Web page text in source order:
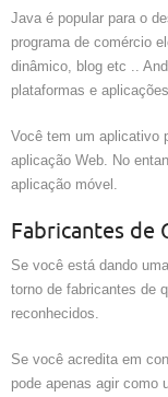
Java é popular para o
programa de comércio
dinâmico, blog etc ..
plataformas e aplicações.
Você tem um aplicativo
aplicação Web. No
aplicação móvel.
Fabricantes de
Se você está dando
torno de fabricantes de
reconhecidos.
Se você acredita em
pode apenas agir como